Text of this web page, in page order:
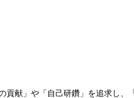
献」や「自己研鑽」を追求し